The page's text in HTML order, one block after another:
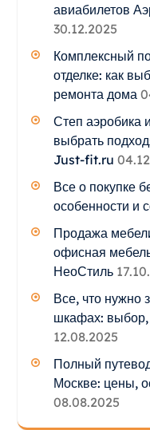
авиабилетов
30.12.2025
Комплексный
отделке: как
ремонта дома
Степ аэробика
выбрать
Just-fit.ru
Все о покупке
особенности и
Продажа
офисная
НеоСтиль
Все, что нужно
шкафах: выбор,
12.08.2025
Полный
Москве: цены,
08.08.2025